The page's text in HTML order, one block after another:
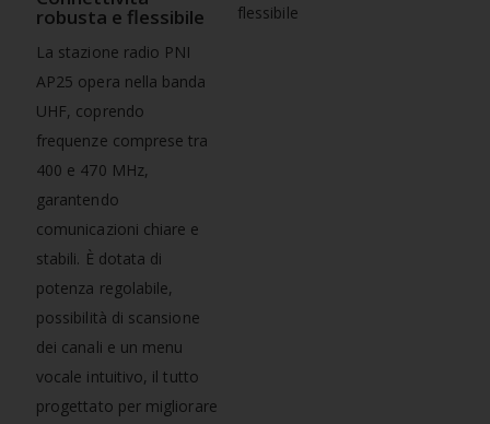
robusta e flessibile
La stazione radio PNI
AP25 opera nella banda
UHF, coprendo
frequenze comprese tra
400 e 470 MHz,
garantendo
comunicazioni chiare e
stabili. È dotata di
potenza regolabile,
possibilità di scansione
dei canali e un menu
vocale intuitivo, il tutto
progettato per migliorare